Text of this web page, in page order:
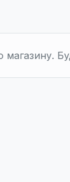
магазину.